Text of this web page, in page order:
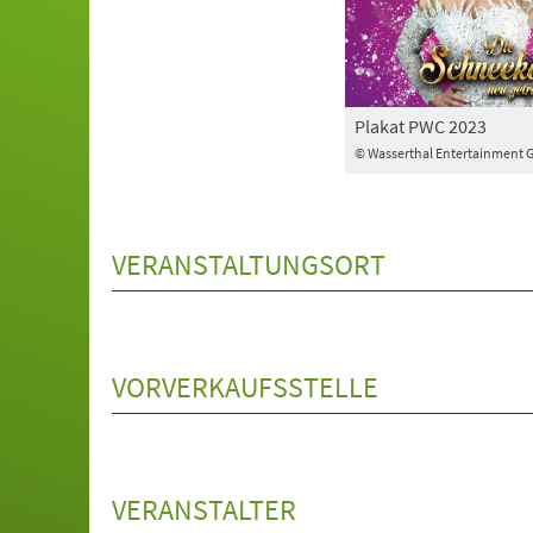
© Wasserthal Entertainment
Plakat PWC 2023
VERANSTALTUNGSORT
VORVERKAUFSSTELLE
VERANSTALTER